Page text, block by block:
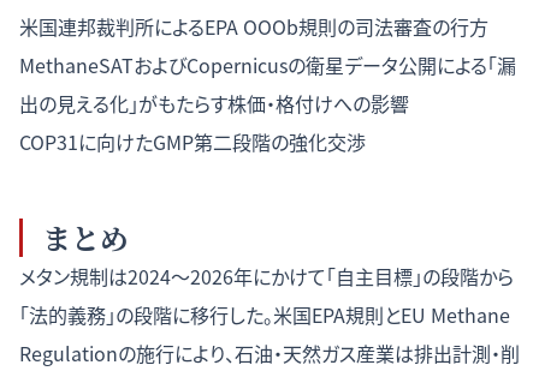
米国連邦裁判所によるEPA OOOb規則の司法審査の行方
MethaneSATおよびCopernicusの衛星データ公開による「漏
出の見える化」がもたらす株価・格付けへの影響
COP31に向けたGMP第二段階の強化交渉
まとめ
メタン規制は2024〜2026年にかけて「自主目標」の段階から
「法的義務」の段階に移行した。米国EPA規則とEU Methane
Regulationの施行により、石油・天然ガス産業は排出計測・削